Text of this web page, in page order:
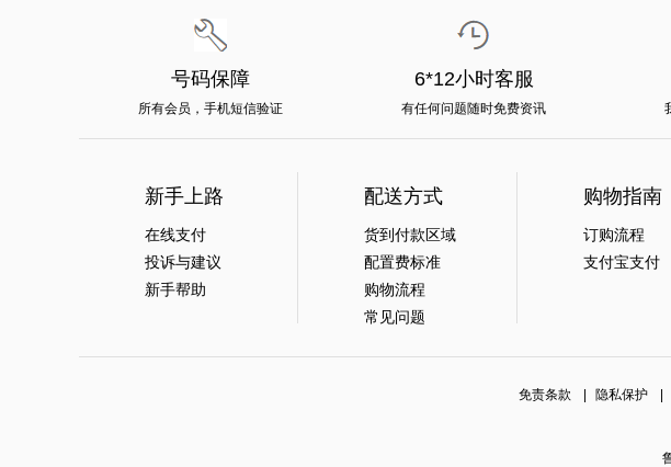
号码保障
所有会员，手机短信验证
6*12小时客服
有任何问题随时免费资讯
新手上路
在线支付
投诉与建议
新手帮助
配送方式
货到付款区域
配置费标准
购物流程
常见问题
购物指南
订购流程
支付宝支付
免责条款 隐私保护